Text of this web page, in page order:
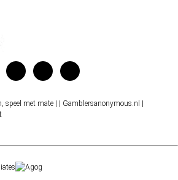
speel met mate | | Gamblersanonymous.nl